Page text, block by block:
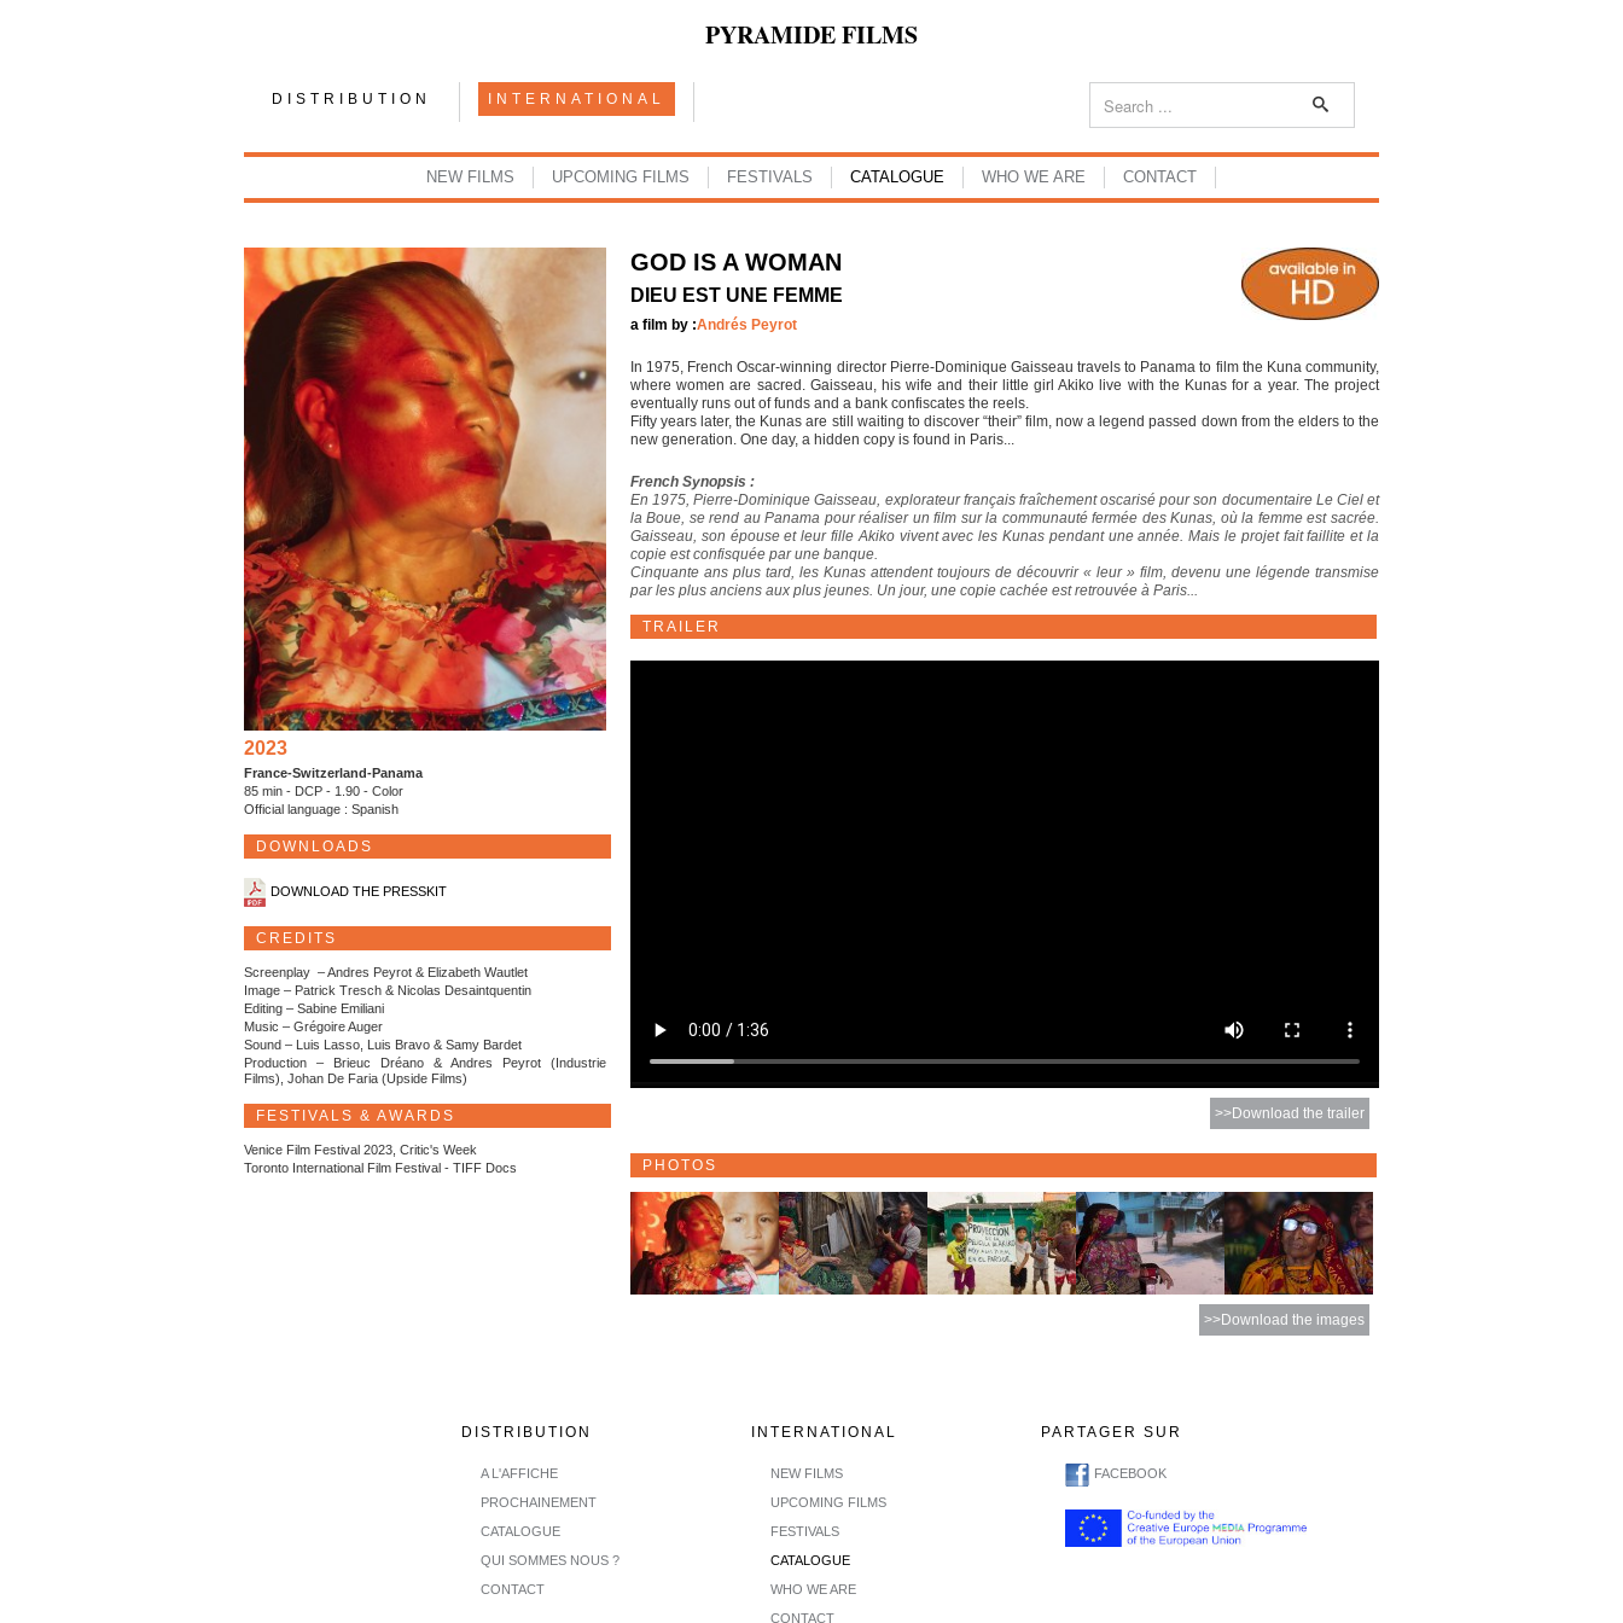
PYRAMIDE FILMS
DISTRIBUTION INTERNATIONAL
NEW FILMS UPCOMING FILMS FESTIVALS CATALOGUE WHO WE ARE CONTACT
2023
France-Switzerland-Panama
85 min - DCP - 1.90 - Color
Official language : Spanish
DOWNLOADS
DOWNLOAD THE PRESSKIT
CREDITS
Screenplay – Andres Peyrot & Elizabeth Wautlet
Image – Patrick Tresch & Nicolas Desaintquentin
Editing – Sabine Emiliani
Music – Grégoire Auger
Sound – Luis Lasso, Luis Bravo & Samy Bardet
Production – Brieuc Dréano & Andres Peyrot (Industrie
Films), Johan De Faria (Upside Films)
FESTIVALS & AWARDS
Venice Film Festival 2023, Critic's Week
Toronto International Film Festival - TIFF Docs
GOD IS A WOMAN
DIEU EST UNE FEMME
a film by :Andrés Peyrot
In 1975, French Oscar-winning director Pierre-Dominique Gaisseau travels to Panama to film the Kuna community,
where women are sacred. Gaisseau, his wife and their little girl Akiko live with the Kunas for a year. The project
eventually runs out of funds and a bank confiscates the reels.
Fifty years later, the Kunas are still waiting to discover “their” film, now a legend passed down from the elders to the
new generation. One day, a hidden copy is found in Paris...
French Synopsis :
En 1975, Pierre-Dominique Gaisseau, explorateur français fraîchement oscarisé pour son documentaire Le Ciel et
la Boue, se rend au Panama pour réaliser un film sur la communauté fermée des Kunas, où la femme est sacrée.
Gaisseau, son épouse et leur fille Akiko vivent avec les Kunas pendant une année. Mais le projet fait faillite et la
copie est confisquée par une banque.
Cinquante ans plus tard, les Kunas attendent toujours de découvrir « leur » film, devenu une légende transmise
par les plus anciens aux plus jeunes. Un jour, une copie cachée est retrouvée à Paris...
TRAILER
>>Download the trailer
PHOTOS
>>Download the images
DISTRIBUTION
A L'AFFICHE
PROCHAINEMENT
CATALOGUE
QUI SOMMES NOUS ?
CONTACT
INTERNATIONAL
NEW FILMS
UPCOMING FILMS
FESTIVALS
CATALOGUE
WHO WE ARE
CONTACT
PARTAGER SUR
FACEBOOK